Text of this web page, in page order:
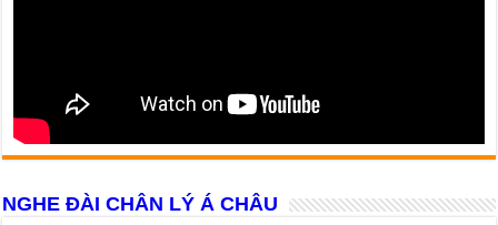
NGHE ĐÀI CHÂN LÝ Á CHÂU